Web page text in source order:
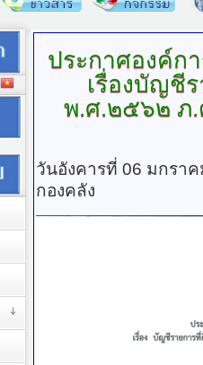
ประกาศองค์ก
เรื่องบัญชี
พ.ศ.๒๕๖๒ ภ
วันอังคารที่ 06 มกรา
กองคลัง